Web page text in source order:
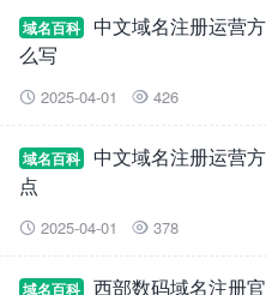
域名百科
中文域名注册运营
么写
 2025-04-01  426
域名百科
中文域名注册运营
点
 2025-04-01  378
域名百科 西部数码域名注册